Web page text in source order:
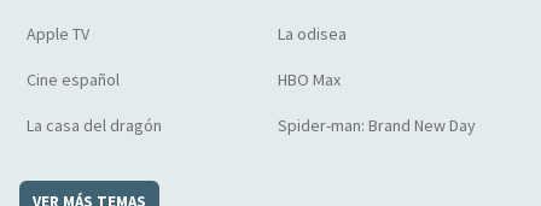
Apple TV La odisea
Cine español HBO Max
La casa del dragón Spider-man: Brand New Day
VER MÁS TEMAS